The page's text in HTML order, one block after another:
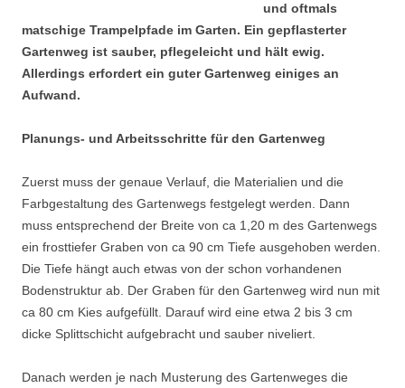
und oftmals
matschige Trampelpfade im Garten. Ein gepflasterter
Gartenweg ist sauber, pflegeleicht und hält ewig.
Allerdings erfordert ein guter Gartenweg einiges an
Aufwand.
Planungs- und Arbeitsschritte für den Gartenweg
Zuerst muss der genaue Verlauf, die Materialien und die
Farbgestaltung des Gartenwegs festgelegt werden. Dann
muss entsprechend der Breite von ca 1,20 m des Gartenwegs
ein frosttiefer Graben von ca 90 cm Tiefe ausgehoben werden.
Die Tiefe hängt auch etwas von der schon vorhandenen
Bodenstruktur ab. Der Graben für den Gartenweg wird nun mit
ca 80 cm Kies aufgefüllt. Darauf wird eine etwa 2 bis 3 cm
dicke Splittschicht aufgebracht und sauber niveliert.
Danach werden je nach Musterung des Gartenweges die